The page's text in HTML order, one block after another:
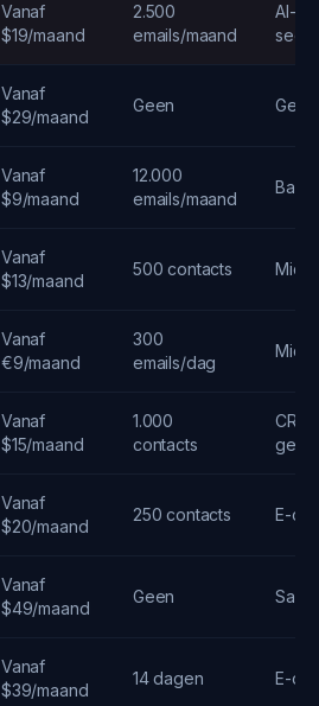
Vanaf
$19/maand
2.500
emails/maand
AI-
Vanaf
$29/maand
Geen
Vanaf
$9/maand
12.000
emails/maand
Basis
Vanaf
$13/maand
500 contacts
Vanaf
€9/maand
300
emails/dag
Vanaf
$15/maand
1.000
contacts
CRM-
Vanaf
$20/maand
250 contacts E-
Vanaf
$49/maand
Geen
Vanaf
$39/maand
14 dagen E-